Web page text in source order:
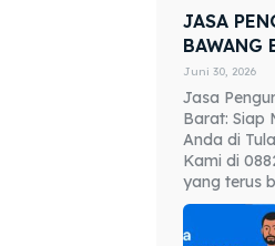
destinations
destinations
JASA
BAWANG
Juni 30, 2026
Jasa
Barat: Siap
Anda di
Kami di
yang terus